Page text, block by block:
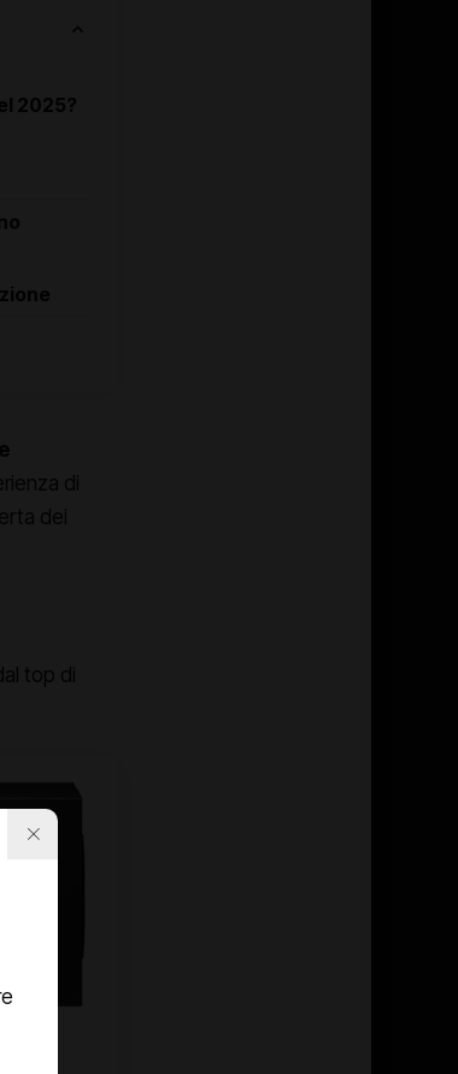
2025?
di
dei
top di